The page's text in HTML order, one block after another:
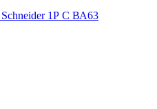
1Р C ВА63